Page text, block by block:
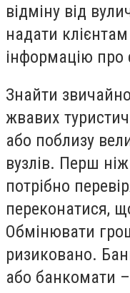
відміну від
надати клієнтам
інформацію про
Знайти
жвавих
або поблизу
вузлів. Перш ніж
потрібно
переконатися,
Обмінювати
ризиковано.
або банкомати